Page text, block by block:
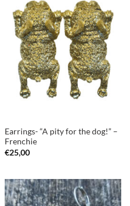
Earrings- “A pity for the dog!” –
Frenchie
€25,00